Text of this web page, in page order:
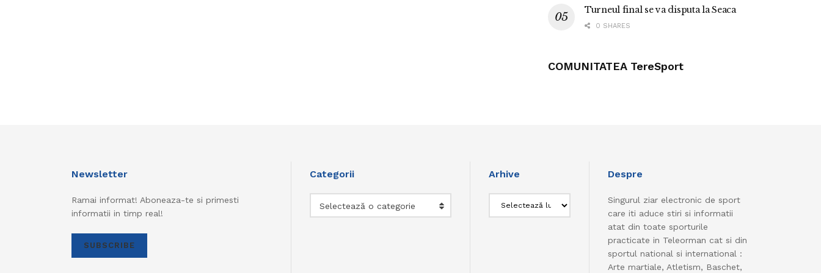
Turneul final se va disputa la Seaca
0 SHARES
COMUNITATEA TereSport
Newsletter
Ramai informat! Aboneaza-te si primesti
informatii in timp real!
SUBSCRIBE
Categorii
Selectează o categorie
Arhive Despre
Singurul ziar electronic de sport
care iti aduce stiri si informatii
atat din toate sporturile
practicate in Teleorman cat si din
sportul national si international :
Arte martiale, Atletism, Baschet,